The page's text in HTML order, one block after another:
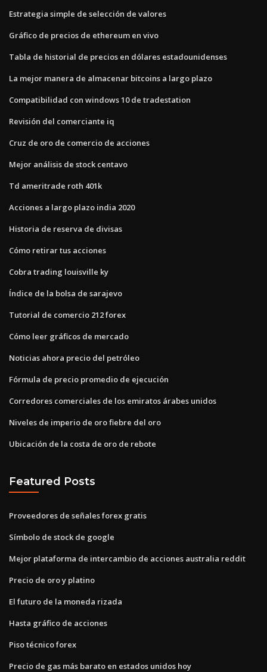
Estrategia simple de selección de valores
Gráfico de precios de ethereum en vivo
Tabla de historial de precios en dólares estadounidenses
La mejor manera de almacenar bitcoins a largo plazo
Compatibilidad con windows 10 de tradestation
Revisión del comerciante iq
Cruz de oro de comercio de acciones
Mejor análisis de stock centavo
Td ameritrade roth 401k
Acciones a largo plazo india 2020
Historia de reserva de divisas
Cómo retirar tus acciones
Cobra trading louisville ky
Índice de la bolsa de sarajevo
Tutorial de comercio 212 forex
Cómo leer gráficos de mercado
Noticias ahora precio del petróleo
Fórmula de precio promedio de ejecución
Corredores comerciales de los emiratos árabes unidos
Niveles de imperio de oro fiebre del oro
Ubicación de la costa de oro de rebote
Featured Posts
Proveedores de señales forex gratis
Símbolo de stock de google
Mejor plataforma de intercambio de acciones australia reddit
Precio de oro y platino
El futuro de la moneda rizada
Hasta gráfico de acciones
Piso técnico forex
Precio de gas más barato en estados unidos hoy